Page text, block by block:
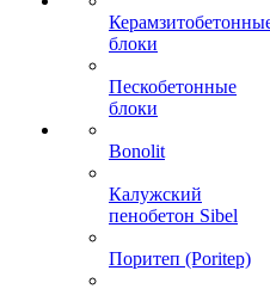
блоки
Пескобетонные
блоки
Bonolit
Калужский
пенобетон Sibel
Поритеп (Poritep)